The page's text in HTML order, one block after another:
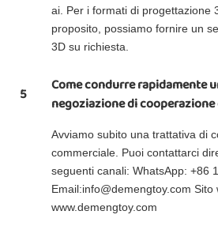
ai. Per i formati di progettazione
proposito, possiamo fornire un
3D su richiesta.
5
Come condurre rapidamente
negoziazione di
Avviamo subito una trattativa di
commerciale. Puoi contattarci
seguenti canali: WhatsApp: +86
Email:info@demengtoy.com Sito
www.demengtoy.com